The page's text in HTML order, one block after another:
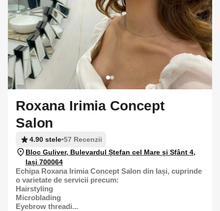
Roxana Irimia Concept
Salon
4.90 stele•57 Recenzii
Bloc Guliver, Bulevardul Ștefan cel Mare și Sfânt 4,
Iași 700064
Echipa Roxana Irimia Concept Salon din Iași, cuprinde
o varietate de servicii precum:
Hairstyling
Microblading
Eyebrow threadi...